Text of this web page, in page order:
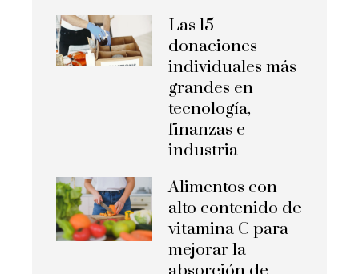
Las 15
donaciones
individuales más
grandes en
tecnología,
finanzas e
industria
Alimentos con
alto contenido de
vitamina C para
mejorar la